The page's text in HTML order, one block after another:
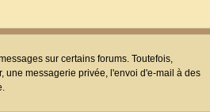
sur certains forums. Toutefois,
une messagerie privée, l'envoi d'e-mail à des